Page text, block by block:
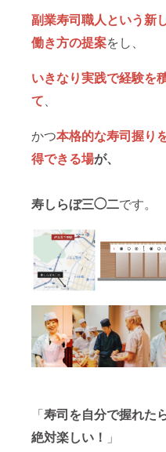
副業寿司職人という新
働き方の提案をし、
いきなり実践で経験を
て、
かつ本格的な寿司握り
得できる場が、
寿しらぼ三◯二です。
「寿司を自分で握れたら
絶対楽しい！ 」